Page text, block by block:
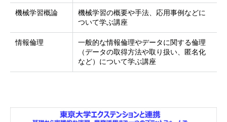
機械学習概論
機械学習の概要や手法、応用事例などに
ついて学ぶ講座
情報倫理
一般的な情報倫理やデータに関する倫理
（データの取得方法や取り扱い、匿名化
など）について学ぶ講座